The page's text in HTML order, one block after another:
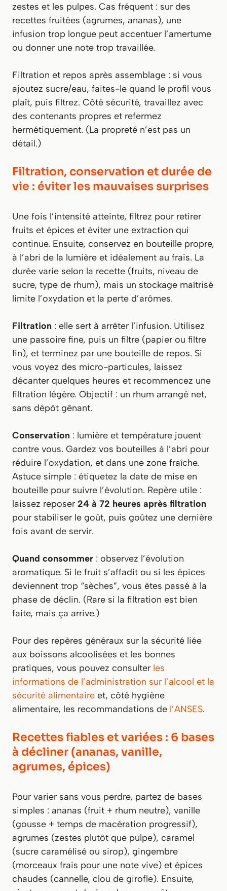
zestes et les pulpes. Cas fréquent : sur des
recettes fruitées (agrumes, ananas), une
infusion trop longue peut accentuer l’amertume
ou donner une note trop travaillée.
Filtration et repos après assemblage : si vous
ajoutez sucre/eau, faites-le quand le profil vous
plaît, puis filtrez. Côté sécurité, travaillez avec
des contenants propres et refermez
hermétiquement. (La propreté n’est pas un
détail.)
Filtration, conservation et durée de
vie : éviter les mauvaises surprises
Une fois l’intensité atteinte, filtrez pour retirer
fruits et épices et éviter une extraction qui
continue. Ensuite, conservez en bouteille propre,
à l’abri de la lumière et idéalement au frais. La
durée varie selon la recette (fruits, niveau de
sucre, type de rhum), mais un stockage maîtrisé
limite l’oxydation et la perte d’arômes.
Filtration : elle sert à arrêter l’infusion. Utilisez
une passoire fine, puis un filtre (papier ou filtre
fin), et terminez par une bouteille de repos. Si
vous voyez des micro-particules, laissez
décanter quelques heures et recommencez une
filtration légère. Objectif : un rhum arrangé net,
sans dépôt gênant.
Conservation : lumière et température jouent
contre vous. Gardez vos bouteilles à l’abri pour
réduire l’oxydation, et dans une zone fraîche.
Astuce simple : étiquetez la date de mise en
bouteille pour suivre l’évolution. Repère utile :
laissez reposer 24 à 72 heures après filtration
pour stabiliser le goût, puis goûtez une dernière
fois avant de servir.
Quand consommer : observez l’évolution
aromatique. Si le fruit s’affadit ou si les épices
deviennent trop “sèches”, vous êtes passé à la
phase de déclin. (Rare si la filtration est bien
faite, mais ça arrive.)
Pour des repères généraux sur la sécurité liée
aux boissons alcoolisées et les bonnes
pratiques, vous pouvez consulter les
informations de l’administration sur l’alcool et la
sécurité alimentaire et, côté hygiène
alimentaire, les recommandations de l’ANSES.
Recettes fiables et variées : 6 bases
à décliner (ananas, vanille,
agrumes, épices)
Pour varier sans vous perdre, partez de bases
simples : ananas (fruit + rhum neutre), vanille
(gousse + temps de macération progressif),
agrumes (zestes plutôt que pulpe), caramel
(sucre caramélisé ou sirop), gingembre
(morceaux frais pour une note vive) et épices
chaudes (cannelle, clou de girofle). Ensuite,